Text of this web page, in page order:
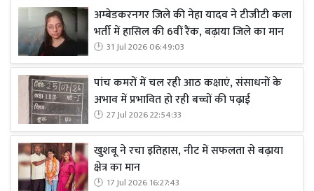
अम्बेडकरनगर जिले की नेहा यादव ने टीजीटी कला
भर्ती में हासिल की 6वीं रैंक, बढ़ाया जिले का मान
31 Jul 2026 06:49:03
पांच कमरों में चल रही आठ कक्षाएं, संसाधनों के
अभाव में प्रभावित हो रही बच्चों की पढ़ाई
27 Jul 2026 22:54:33
खुशबू ने रचा इतिहास, नीट में सफलता से बढ़ाया
क्षेत्र का मान
17 Jul 2026 16:27:43